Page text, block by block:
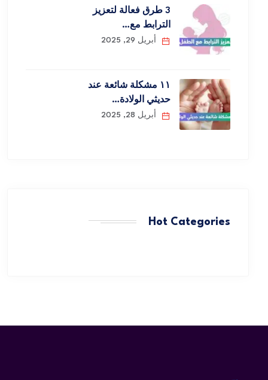
3 طرق فعالة لتعزيز
الترابط مع…
أبريل 29, 2025
١١ مشكلة شائعة عند
حديثي الولادة…
أبريل 28, 2025
Hot Categories